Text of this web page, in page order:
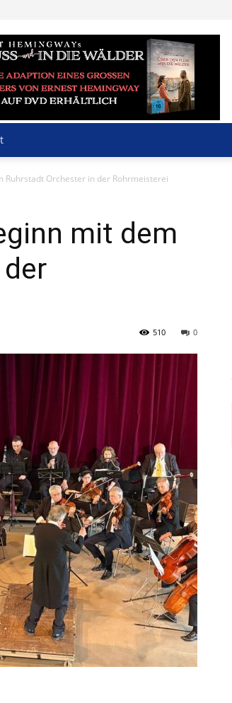
Ruhrstadt Orchester in der Rohrmeisterei
mit dem
0
510